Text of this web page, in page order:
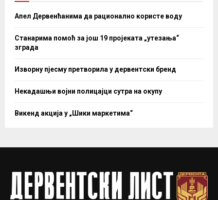
Апел Дервенћанима да рационално користе воду
Станарима помоћ за још 19 пројеката „утезања“
зграда
Изворну пјесму претворила у дервентски бренд
Некадашњи војни полицајци сутра на окупу
Викенд акција у „Шики маркетима“